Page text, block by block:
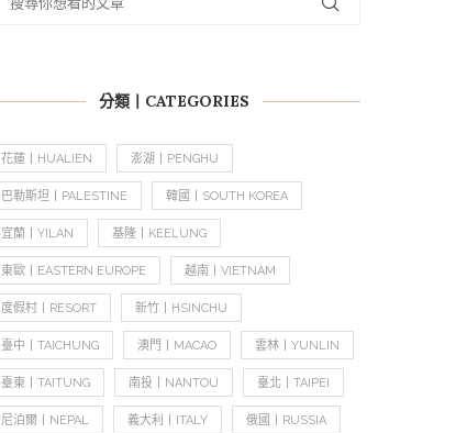
分類丨CATEGORIES
花蓮丨HUALIEN 澎湖丨PENGHU
巴勒斯坦丨PALESTINE 韓國丨SOUTH KOREA
宜蘭丨YILAN 基隆丨KEELUNG
東歐丨EASTERN EUROPE 越南丨VIETNAM
度假村丨RESORT 新竹丨HSINCHU
臺中丨TAICHUNG 澳門丨MACAO 雲林丨YUNLIN
臺東丨TAITUNG 南投丨NANTOU 臺北丨TAIPEI
尼泊爾丨NEPAL 義大利丨ITALY 俄國丨RUSSIA